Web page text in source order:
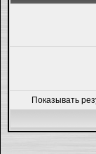
Показывать